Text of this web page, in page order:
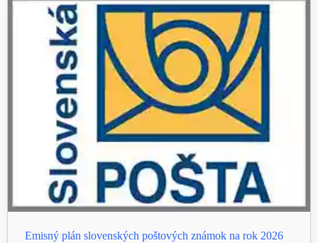
Emisný plán slovenských poštových známok na rok 2026